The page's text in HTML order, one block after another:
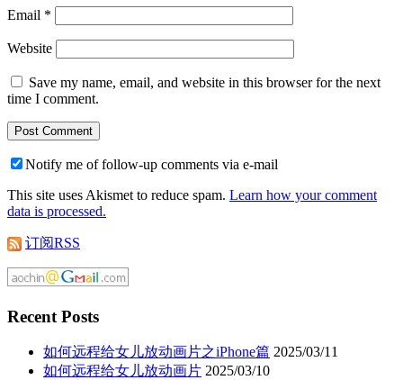
Email *
Website
Save my name, email, and website in this browser for the next
time I comment.
Notify me of follow-up comments via e-mail
This site uses Akismet to reduce spam. Learn how your comment
data is processed.
订阅RSS
Recent Posts
如何远程给女儿放动画片之iPhone篇 2025/03/11
如何远程给女儿放动画片 2025/03/10